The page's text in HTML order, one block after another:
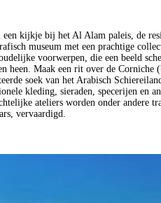
een kijkje bij het Al Alam paleis, de
museum met een prachtige
voorwerpen, die een beeld
heen. Maak een rit over de
soek van het Arabisch
kleding, sieraden, specerijen en
ateliers worden onder andere
vervaardigd.